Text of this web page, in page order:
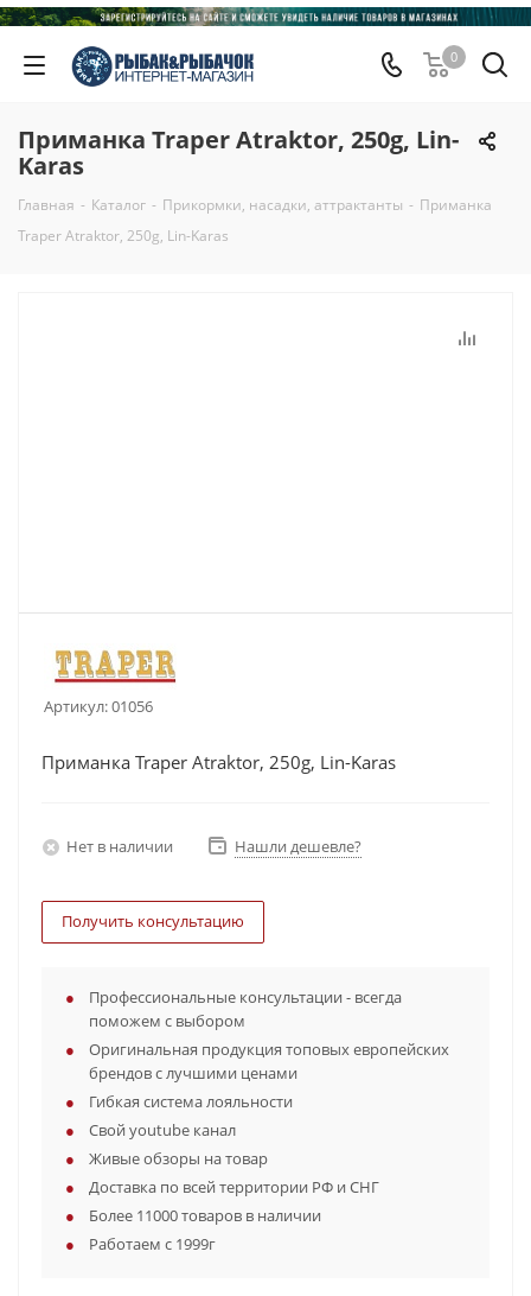
0
Приманка Traper Atraktor, 250g, Lin-
Karas
Главная - Каталог - Прикормки, насадки, аттрактанты - Приманка
Traper Atraktor, 250g, Lin-Karas
Артикул:01056
Приманка Traper Atraktor, 250g, Lin-Karas
Нет в наличии Нашли дешевле?
Получить консультацию
Профессиональные консультации - всегда
поможем с выбором
Оригинальная продукция топовых европейских
брендов с лучшими ценами
Гибкая система лояльности
Свой youtube канал
Живые обзоры на товар
Доставка по всей территории РФ и СНГ
Более 11000 товаров в наличии
Работаем с 1999г